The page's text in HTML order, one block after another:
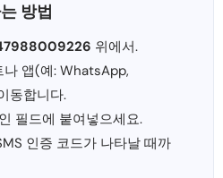
방법
위에서.
나 앱(예: WhatsApp,
동합니다.
필드에 붙여넣으세요.
인증 코드가 나타날 때까